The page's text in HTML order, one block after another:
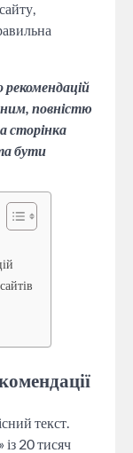
повністю
сторінка
бути
текст.
20 тисяч